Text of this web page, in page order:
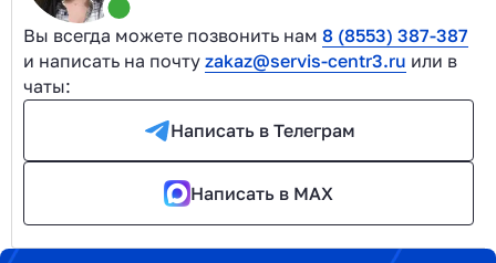
Вы всегда можете позвонить нам 8 (8553) 387-387
и написать на почту zakaz@servis-centr3.ru или в
чаты:
Написать в Телеграм
Написать в MAX